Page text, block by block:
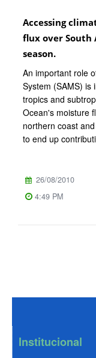
Accessing
flux over
season.
An important role
System (SAMS) is
tropics and
Ocean's moisture
northern coast
to end up
26/08/2010
4:49 PM
Institucional